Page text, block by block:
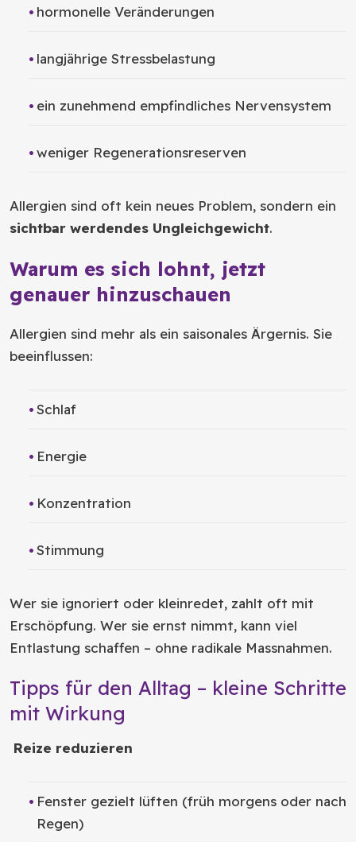
hormonelle Veränderungen
langjährige Stressbelastung
ein zunehmend empfindliches Nervensystem
weniger Regenerationsreserven
Allergien sind oft kein neues Problem, sondern ein
sichtbar werdendes Ungleichgewicht.
Warum es sich lohnt, jetzt
genauer hinzuschauen
Allergien sind mehr als ein saisonales Ärgernis. Sie
beeinflussen:
Schlaf
Energie
Konzentration
Stimmung
Wer sie ignoriert oder kleinredet, zahlt oft mit
Erschöpfung. Wer sie ernst nimmt, kann viel
Entlastung schaffen – ohne radikale Massnahmen.
Tipps für den Alltag – kleine Schritte
mit Wirkung
Reize reduzieren
Fenster gezielt lüften (früh morgens oder nach
Regen)